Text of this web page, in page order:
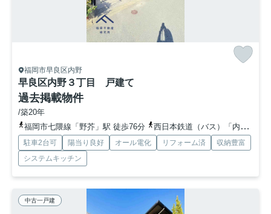
福岡市早良区内野
早良区内野３丁目 戸建て
過去掲載物件
/築20年
福岡市七隈線「野芥」駅 徒歩76分
西日本鉄道（バス）「内野公民館前」バス停下車 徒歩5分
駐車2台可 陽当り良好 オール電化 リフォーム済
収納豊富
システムキッチン
中古一戸建